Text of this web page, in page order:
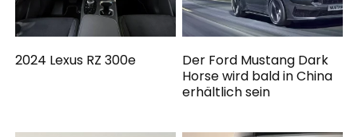
2024 Lexus RZ 300e
Der Ford Mustang Dark
Horse wird bald in China
erhältlich sein